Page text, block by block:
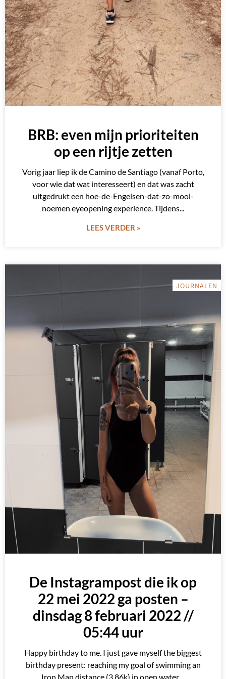
BRB: even mijn prioriteiten
op een rijtje zetten
Vorig jaar liep ik de Camino de Santiago (vanaf Porto,
voor wie dat wat interesseert) en dat was zacht
uitgedrukt een hoe-de-Engelsen-dat-zo-mooi-
noemen eyeopening experience. Tijdens
LEES VERDER »
JOURNALEN
De Instagrampost die ik op
22 mei 2022 ga posten –
dinsdag 8 februari 2022 //
05:44 uur
Happy birthday to me. I just gave myself the biggest
birthday present: reaching my goal of swimming an
Iron Man distance (3.86k) in open water.